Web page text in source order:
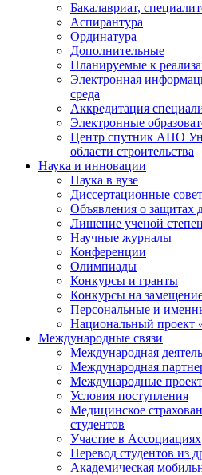
Бакалавриат,
Аспирантура
Ординатура
Дополнительные
Планируемые к
Электронная
среда
Аккредитация
Электронные
Центр спутник АНО
области строительства
Наука и инновации
Наука в вузе
Диссертационные
Объявления о защитах
Лишение ученой
Научные журналы
Конференции
Олимпиады
Конкурсы и гранты
Конкурсы на
Персональные и
Национальный проект
Международные связи
Международная
Международная
Международные
Условия поступления
Медицинское
студентов
Участие в Ассоциациях
Перевод студентов из
Академическая